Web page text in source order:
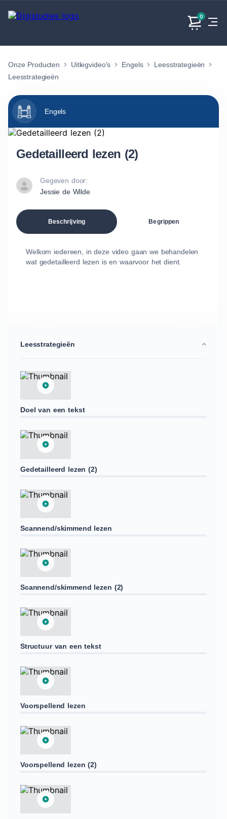
0
Exacte
vakken
vakken.
Taalvakken
vakken.
MaatschappijvakkenProducten
Onze Producten Uitlegvideo's Engels
Leesstrategieën
Leesstrategieën
Engels
Gedetailleerd lezen (2)
Gegeven door:
Jessie de Wilde
Beschrijving Begrippen
Welkom iedereen, in deze video gaan we behandelen
wat gedetailleerd lezen is en waarvoor het dient.
Leesstrategieën
Doel van een tekst
Gedetailleerd lezen (2)
Scannend/skimmend lezen
Scannend/skimmend lezen (2)
Structuur van een tekst
Voorspellend lezen
Voorspellend lezen (2)